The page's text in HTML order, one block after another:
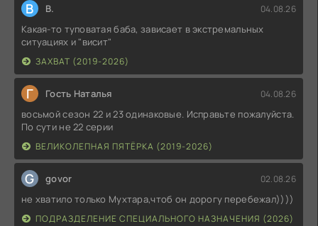
В В. 04.08.26
Какая-то туповатая баба, зависает в экстремальных
ситуациях и "висит"
ЗАХВАТ (2019-2026)
Г Гость Наталья 04.08.26
восьмой сезон 22 и 23 одинаковые. Исправьте пожалуйста.
По сути не 22 серии
ВЕЛИКОЛЕПНАЯ ПЯТЁРКА (2019-2026)
G govor 02.08.26
не хватило только Мухтара,чтоб он дорогу перебежал))))
ПОДРАЗДЕЛЕНИЕ СПЕЦИАЛЬНОГО НАЗНАЧЕНИЯ (2026)